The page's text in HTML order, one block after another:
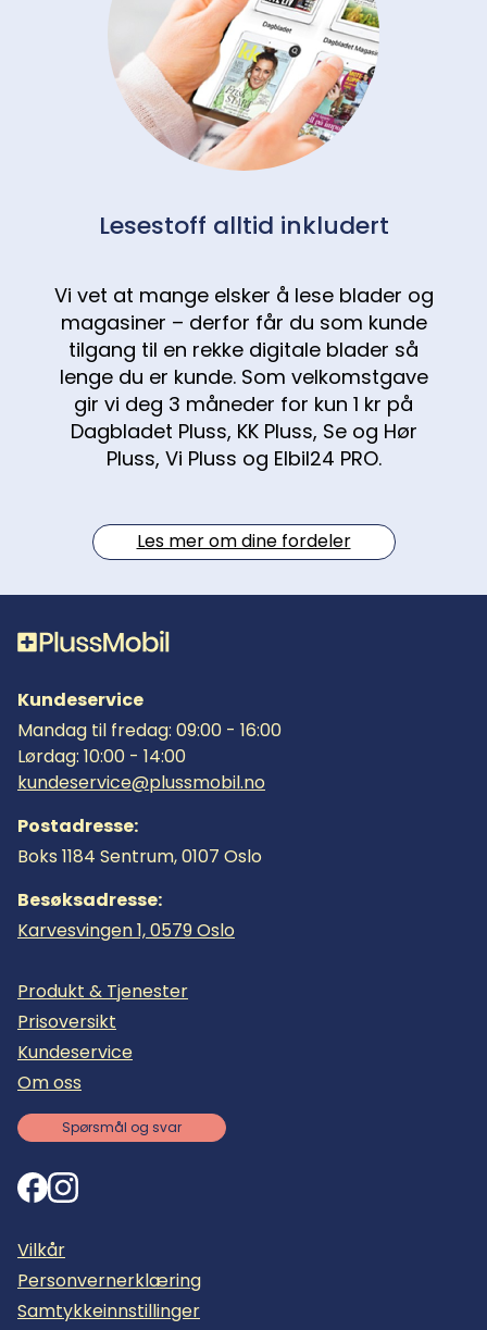
Lesestoff alltid inkludert
Vi vet at mange elsker å lese blader og
magasiner – derfor får du som kunde
tilgang til en rekke digitale blader så
lenge du er kunde. Som velkomstgave
gir vi deg 3 måneder for kun 1 kr på
Dagbladet Pluss, KK Pluss, Se og Hør
Pluss, Vi Pluss og Elbil24 PRO.
Les mer om dine fordeler
Kundeservice
Mandag til fredag: 09:00 - 16:00
Lørdag: 10:00 - 14:00
kundeservice@plussmobil.no
Postadresse:
Boks 1184 Sentrum, 0107 Oslo
Besøksadresse:
Karvesvingen 1, 0579 Oslo
Produkt & Tjenester
Prisoversikt
Kundeservice
Om oss
Spørsmål og svar
Vilkår
Personvernerklæring
Samtykkeinnstillinger